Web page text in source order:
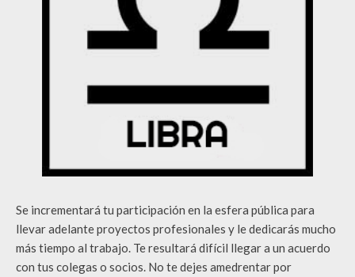
Se incrementará tu participación en la esfera pública para
llevar adelante proyectos profesionales y le dedicarás mucho
más tiempo al trabajo. Te resultará difícil llegar a un acuerdo
con tus colegas o socios. No te dejes amedrentar por